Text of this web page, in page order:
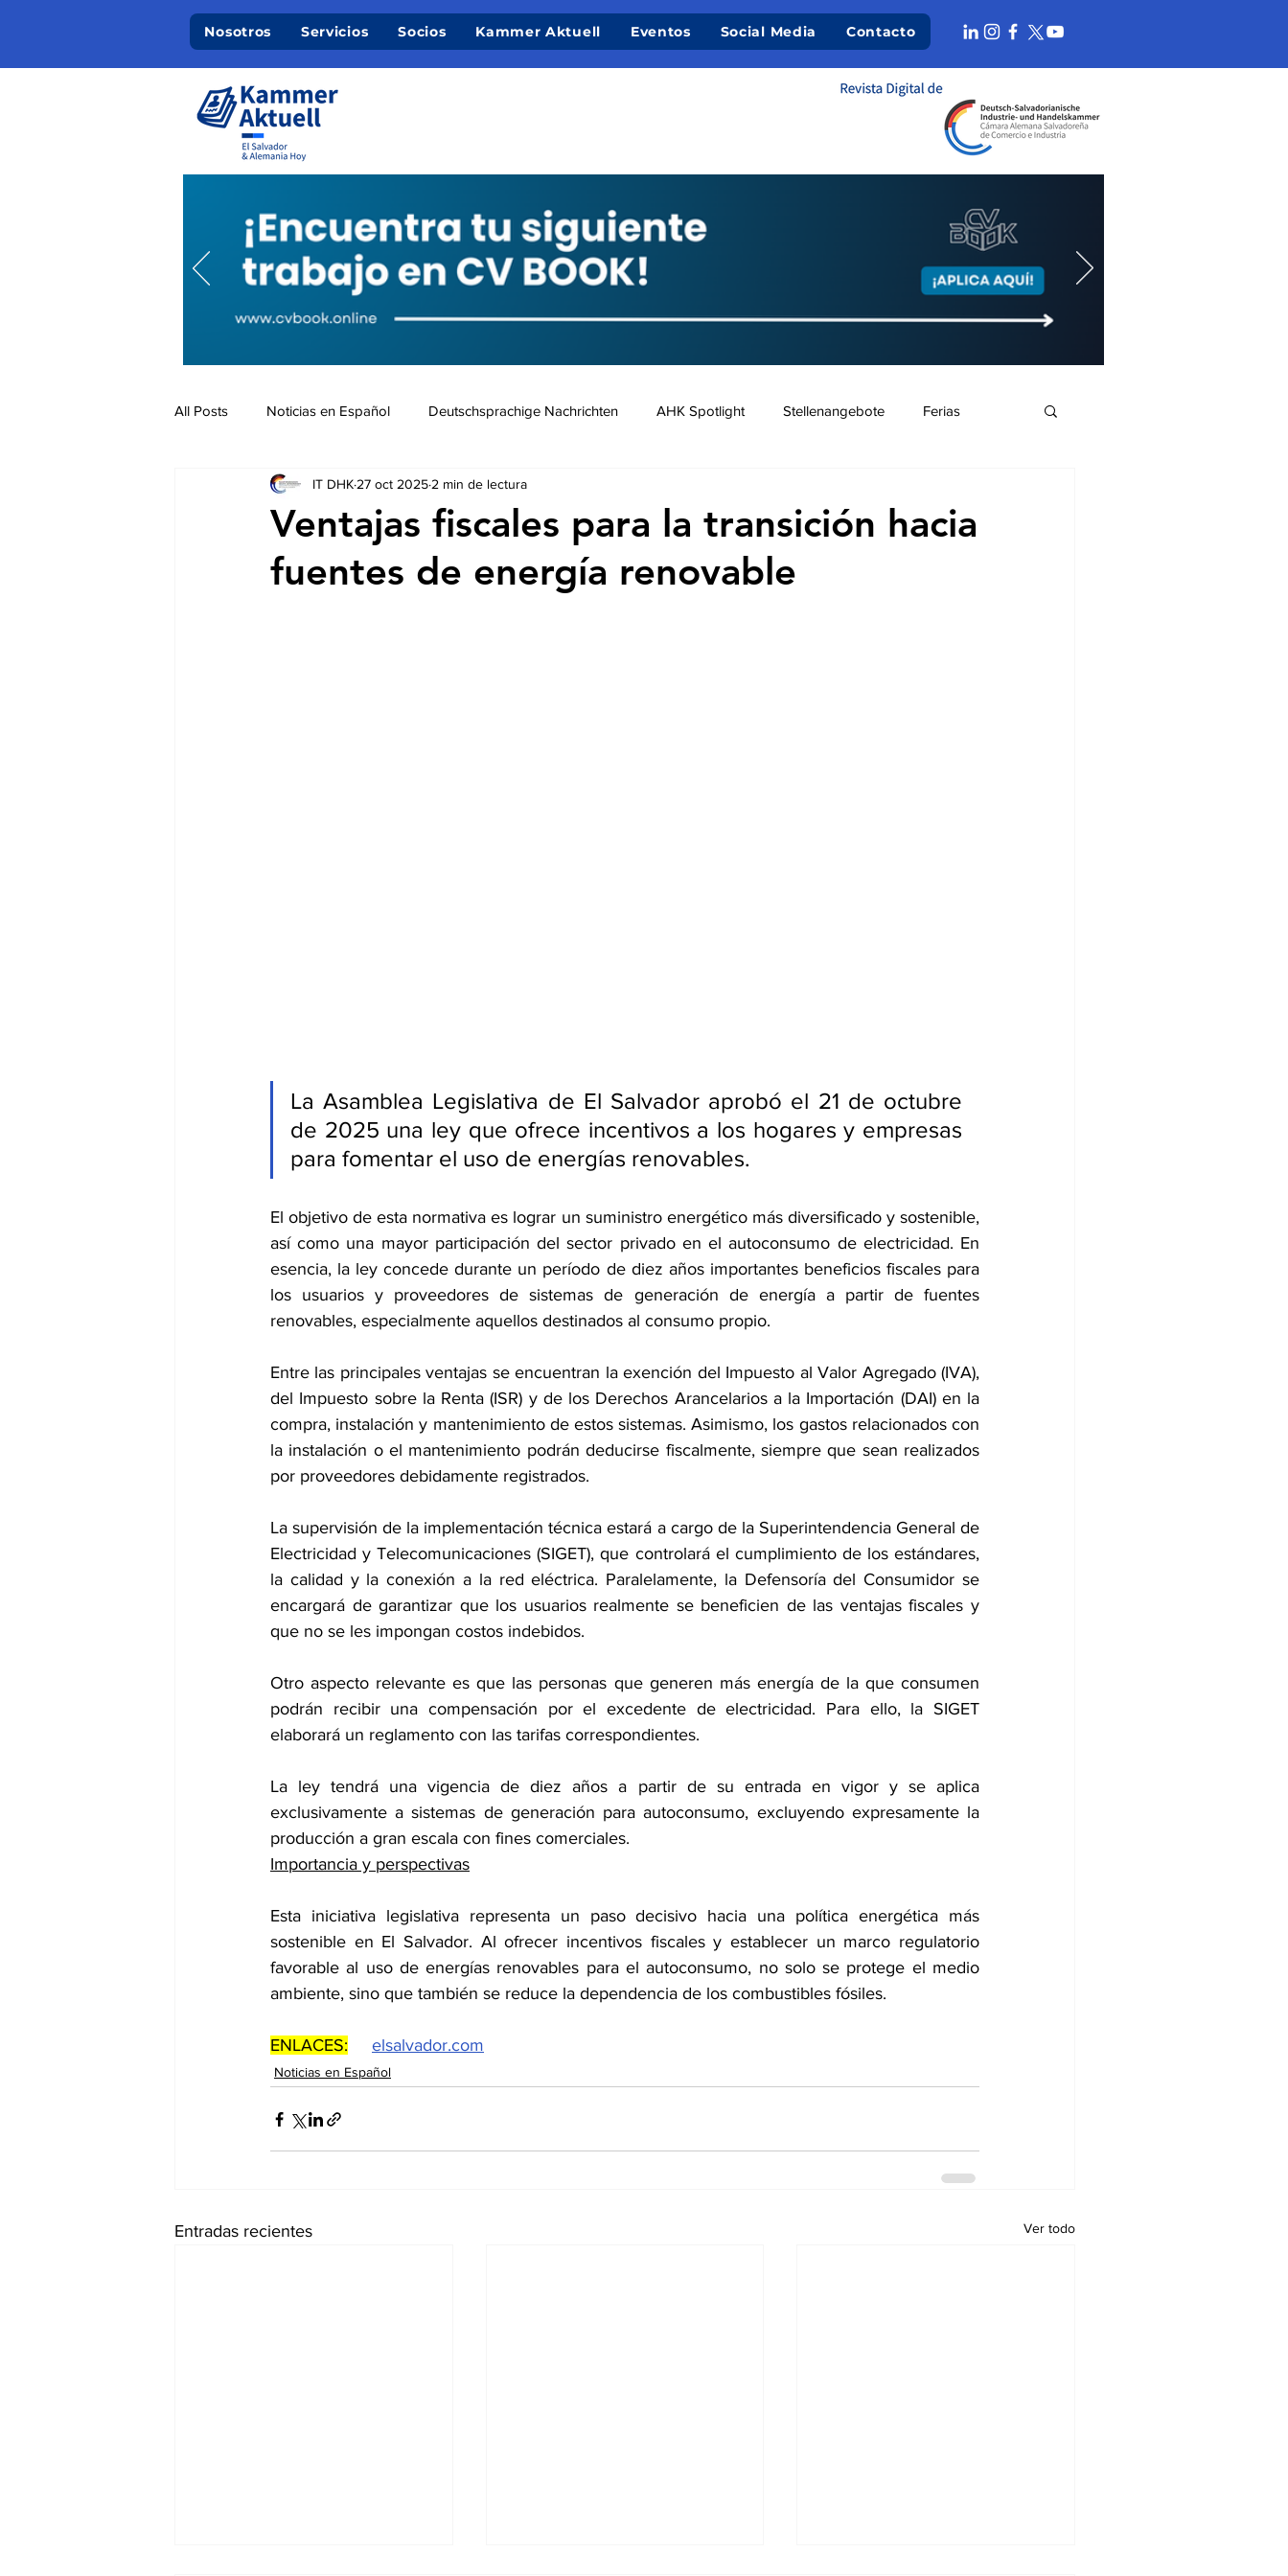
Nosotros Servicios Socios Kammer Aktuell Eventos Social Media Contacto
All Posts Noticias en Español Deutschsprachige Nachrichten AHK Spotlight Stellenangebote Ferias
Auschreibungen Ausschreibungen
Ventajas fiscales para la transición hacia
fuentes de energía renovable
IT DHK 27 oct 2025 2 min de lectura
La Asamblea Legislativa de El Salvador aprobó el 21 de octubre
de 2025 una ley que ofrece incentivos a los hogares y empresas
para fomentar el uso de energías renovables.
El objetivo de esta normativa es lograr un suministro energético más diversificado y sostenible,
así como una mayor participación del sector privado en el autoconsumo de electricidad. En
esencia, la ley concede durante un período de diez años importantes beneficios fiscales para
los usuarios y proveedores de sistemas de generación de energía a partir de fuentes
renovables, especialmente aquellos destinados al consumo propio.
Entre las principales ventajas se encuentran la exención del Impuesto al Valor Agregado (IVA),
del Impuesto sobre la Renta (ISR) y de los Derechos Arancelarios a la Importación (DAI) en la
compra, instalación y mantenimiento de estos sistemas. Asimismo, los gastos relacionados con
la instalación o el mantenimiento podrán deducirse fiscalmente, siempre que sean realizados
por proveedores debidamente registrados.
La supervisión de la implementación técnica estará a cargo de la Superintendencia General de
Electricidad y Telecomunicaciones (SIGET), que controlará el cumplimiento de los estándares,
la calidad y la conexión a la red eléctrica. Paralelamente, la Defensoría del Consumidor se
encargará de garantizar que los usuarios realmente se beneficien de las ventajas fiscales y
que no se les impongan costos indebidos.
Otro aspecto relevante es que las personas que generen más energía de la que consumen
podrán recibir una compensación por el excedente de electricidad. Para ello, la SIGET
elaborará un reglamento con las tarifas correspondientes.
La ley tendrá una vigencia de diez años a partir de su entrada en vigor y se aplica
exclusivamente a sistemas de generación para autoconsumo, excluyendo expresamente la
producción a gran escala con fines comerciales.
Importancia y perspectivas
Esta iniciativa legislativa representa un paso decisivo hacia una política energética más
sostenible en El Salvador. Al ofrecer incentivos fiscales y establecer un marco regulatorio
favorable al uso de energías renovables para el autoconsumo, no solo se protege el medio
ambiente, sino que también se reduce la dependencia de los combustibles fósiles.
ENLACES: elsalvador.com
Noticias en Español
Entradas recientes Ver todo